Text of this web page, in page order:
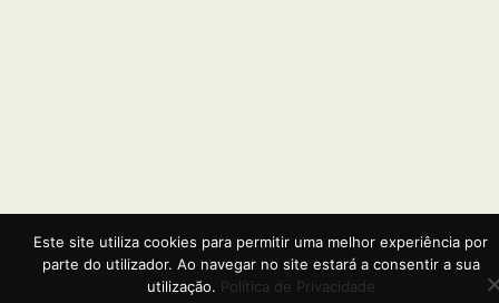
Este site utiliza cookies para permitir uma melhor experiência por
parte do utilizador. Ao navegar no site estará a consentir a sua
utilização. Política de Privacidade